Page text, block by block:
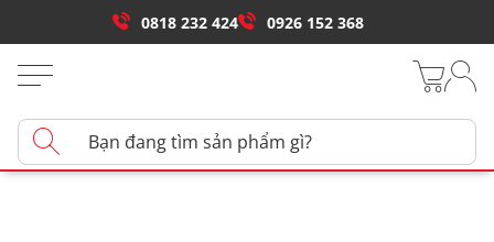
0818 232 424 0926 152 368